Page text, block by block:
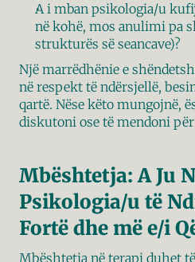
A i mban psikologia/u
në kohë, mos anulimi pa
strukturës së seancave)?
Një marrëdhënie e
në respekt të ndërsjellë,
qartë. Nëse këto mungojnë,
diskutoni ose të mendoni
Mbështetja: A Ju
Psikologia/u të
Fortë dhe më e/i
Mbështetja në terapi duhet